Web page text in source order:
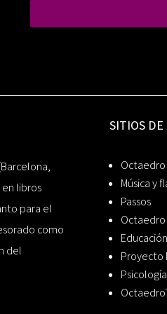
libros
para el
como
del
SITIOS DE
Música y
Passos
Octaedro
Proyecto
Psicología